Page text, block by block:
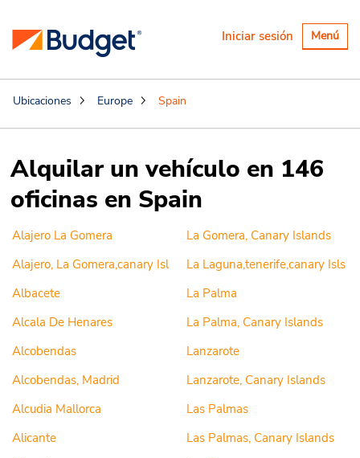
Alternar
Menú
Iniciar sesión
Ubicaciones Europe Spain
Alquilar un vehículo en 146
oficinas en Spain
Alajero La Gomera
Alajero, La Gomera,canary Isl
Albacete
Alcala De Henares
Alcobendas
Alcobendas, Madrid
Alcudia Mallorca
Alicante
La Gomera, Canary Islands
La Laguna,tenerife,canary Isls
La Palma
La Palma, Canary Islands
Lanzarote
Lanzarote, Canary Islands
Las Palmas
Las Palmas, Canary Islands